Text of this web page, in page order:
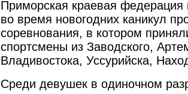
Приморская краевая федерация
во время новогодних каникул
соревнования, в котором
спортсмены из Заводского,
Владивостока, Уссурийска,
Среди девушек в одиночном